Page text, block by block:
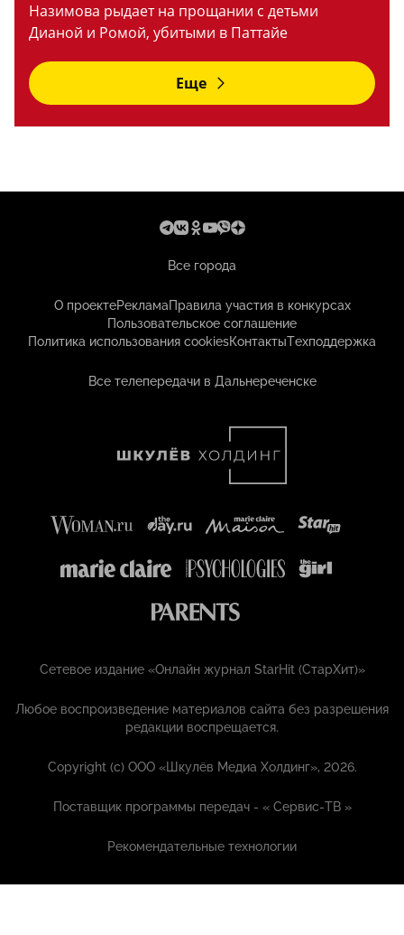
Назимова рыдает на прощании с детьми
Дианой и Ромой, убитыми в Паттайе
Еще
Все города
О проектеРекламаПравила участия в конкурсах
Пользовательское соглашение
Политика использования cookiesКонтактыТехподдержка
Все телепередачи в Дальнереченске
Сетевое издание «Онлайн журнал StarHit (СтарХит)»
Любое воспроизведение материалов сайта без разрешения
редакции воспрещается.
Copyright (с) ООО «Шкулёв Медиа Холдинг», 2026.
Поставщик программы передач - «Сервис-ТВ »
Рекомендательные технологии